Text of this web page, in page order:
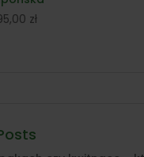
złZakres